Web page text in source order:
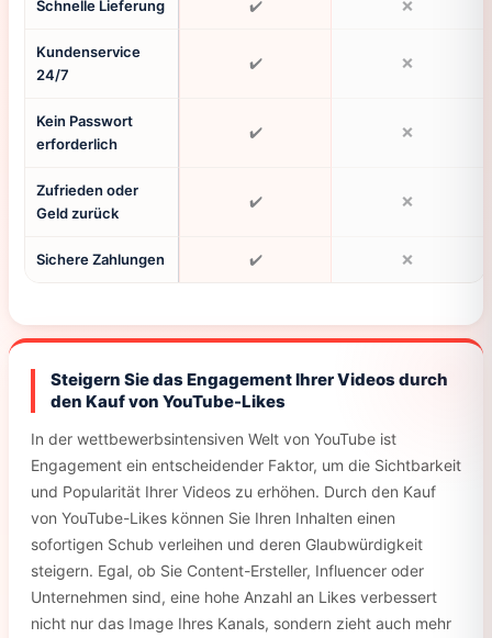
Schnelle Lieferung ✔️ ❌
Kundenservice
24/7
✔️ ❌
Kein Passwort
erforderlich
✔️ ❌
Zufrieden oder
Geld zurück
✔️ ❌
Sichere Zahlungen ✔️ ❌
Steigern Sie das Engagement Ihrer Videos durch
den Kauf von YouTube-Likes
In der wettbewerbsintensiven Welt von YouTube ist
Engagement ein entscheidender Faktor, um die Sichtbarkeit
und Popularität Ihrer Videos zu erhöhen. Durch den Kauf
von YouTube-Likes können Sie Ihren Inhalten einen
sofortigen Schub verleihen und deren Glaubwürdigkeit
steigern. Egal, ob Sie Content-Ersteller, Influencer oder
Unternehmen sind, eine hohe Anzahl an Likes verbessert
nicht nur das Image Ihres Kanals, sondern zieht auch mehr